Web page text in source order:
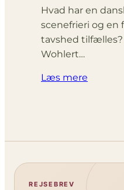
Hvad har en
scenefrieri og
tavshed tilfælles?
Wohlert…
Læs mere
REJSEBREV